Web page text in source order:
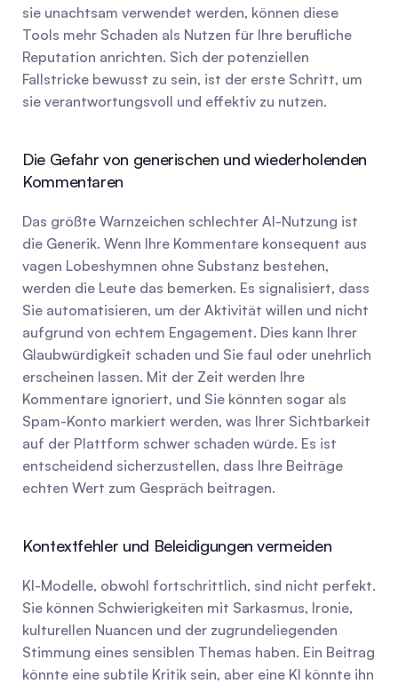
sie unachtsam verwendet werden, können diese
Tools mehr Schaden als Nutzen für Ihre berufliche
Reputation anrichten. Sich der potenziellen
Fallstricke bewusst zu sein, ist der erste Schritt, um
sie verantwortungsvoll und effektiv zu nutzen.
Die Gefahr von generischen und wiederholenden
Kommentaren
Das größte Warnzeichen schlechter AI-Nutzung ist
die Generik. Wenn Ihre Kommentare konsequent aus
vagen Lobeshymnen ohne Substanz bestehen,
werden die Leute das bemerken. Es signalisiert, dass
Sie automatisieren, um der Aktivität willen und nicht
aufgrund von echtem Engagement. Dies kann Ihrer
Glaubwürdigkeit schaden und Sie faul oder unehrlich
erscheinen lassen. Mit der Zeit werden Ihre
Kommentare ignoriert, und Sie könnten sogar als
Spam-Konto markiert werden, was Ihrer Sichtbarkeit
auf der Plattform schwer schaden würde. Es ist
entscheidend sicherzustellen, dass Ihre Beiträge
echten Wert zum Gespräch beitragen.
Kontextfehler und Beleidigungen vermeiden
KI-Modelle, obwohl fortschrittlich, sind nicht perfekt.
Sie können Schwierigkeiten mit Sarkasmus, Ironie,
kulturellen Nuancen und der zugrundeliegenden
Stimmung eines sensiblen Themas haben. Ein Beitrag
könnte eine subtile Kritik sein, aber eine KI könnte ihn